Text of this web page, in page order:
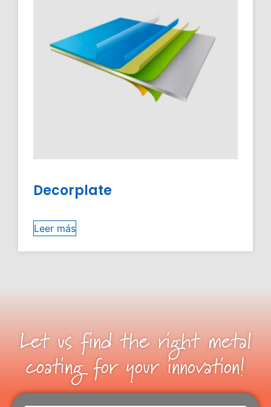
Decorplate
Leer más
Let us find the right metal
coating for your innovation!